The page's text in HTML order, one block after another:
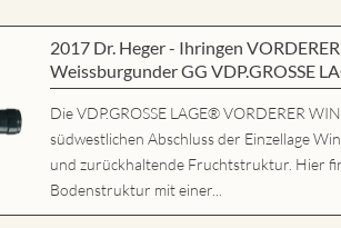
2017 Dr. Heger - Ihringen
Weissburgunder GG VDP.GROSSE
Die VDP.GROSSE LAGE® VORDERER
südwestlichen Abschluss der Einzellage
und zurückhaltende Fruchtstruktur. Hier
Bodenstruktur mit einer...